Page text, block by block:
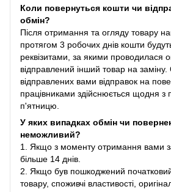
Коли повернуться кошти чи
обмін?
Після отримання та огляду товару
протягом 3 робочих днів кошти
реквізитами, за якими проводилася
відправлений інший товар на
відправлених вами відправок на
працівниками здійснюється щодня з
п'ятницю.
У яких випадках обмін чи
неможливий?
1. Якщо з моменту отримання вами
більше 14 днів.
2. Якщо був пошкоджений
товару, споживчі властивості,